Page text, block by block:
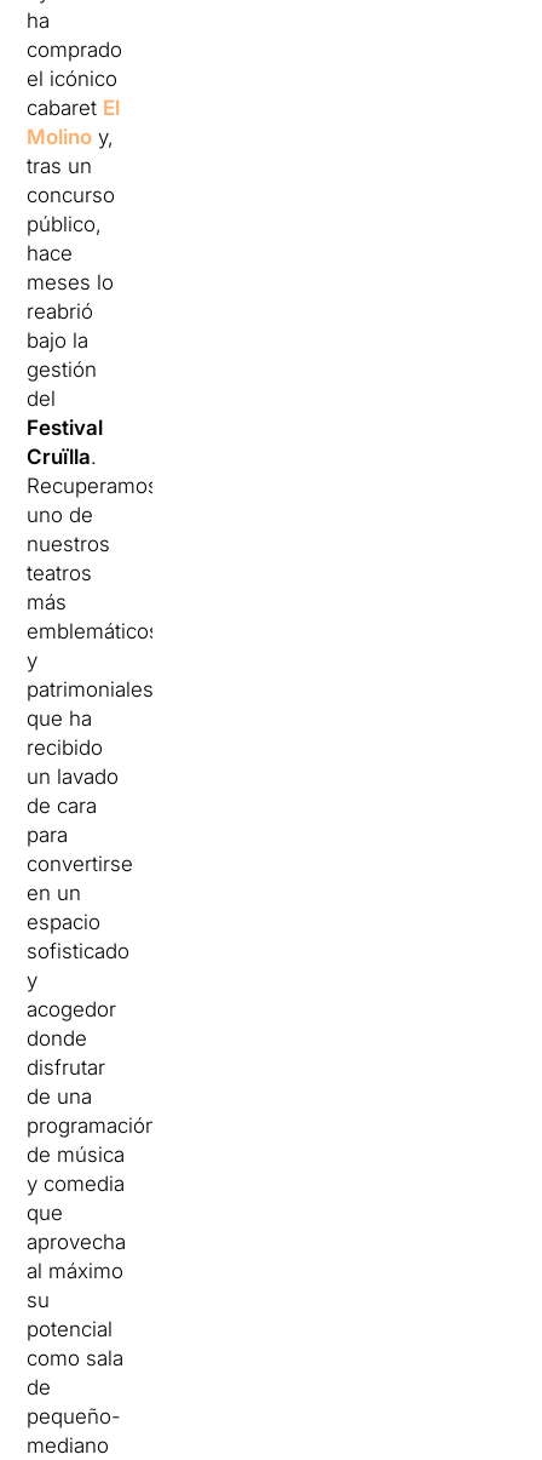
ha
comprado
el icónico
cabaret El
Molino y,
tras un
concurso
público,
hace
meses lo
reabrió
bajo la
gestión
del
Festival
Cruïlla.
Recuperamos
uno de
nuestros
teatros
más
emblemáticos
y
patrimoniales,
que ha
recibido
un lavado
de cara
para
convertirse
en un
espacio
sofisticado
y
acogedor
donde
disfrutar
de una
programación
de música
y comedia
que
aprovecha
al máximo
su
potencial
como sala
de
pequeño-
mediano